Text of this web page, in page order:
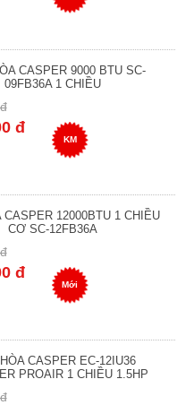
CASPER 9000 BTU SC-
09FB36A 1 CHIỀU
đ
KM
CASPER 12000BTU 1 CHIỀU
CƠ SC-12FB36A
đ
Mới
CASPER EC-12IU36
PROAIR 1 CHIỀU 1.5HP